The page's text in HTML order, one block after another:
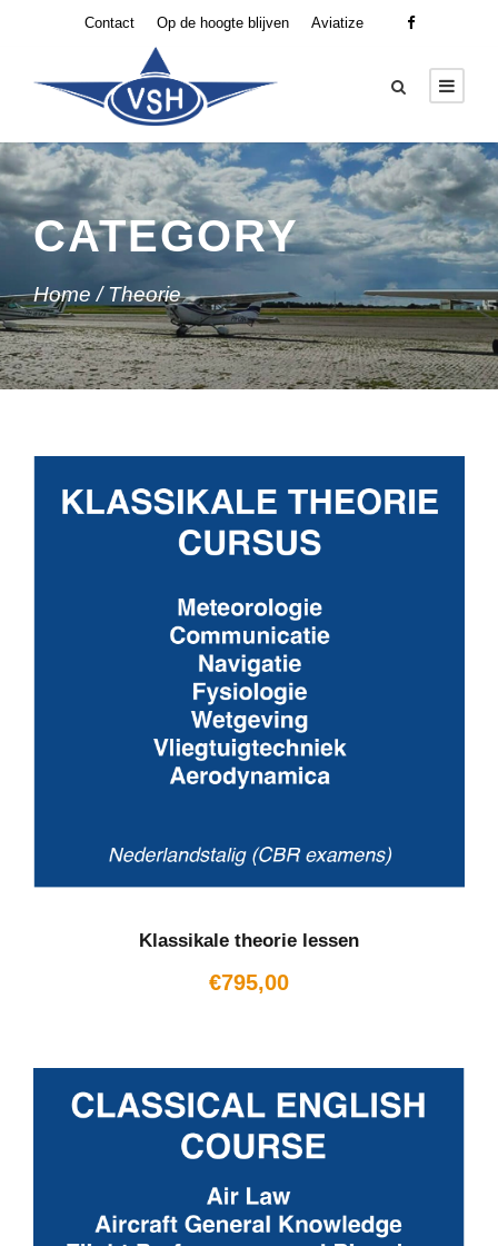
Contact Op de hoogte blijven Aviatize
CATEGORY
Home / Theorie
Klassikale theorie lessen
€795,00